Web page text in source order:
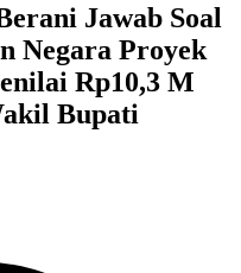
Jawab Soal
Negara Proyek
Rp10,3 M
Bupati